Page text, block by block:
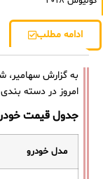
ادامه مطلب
به گزارش سهامیر،
امروز در دسته بندی
جدول قیمت
مدل خودرو